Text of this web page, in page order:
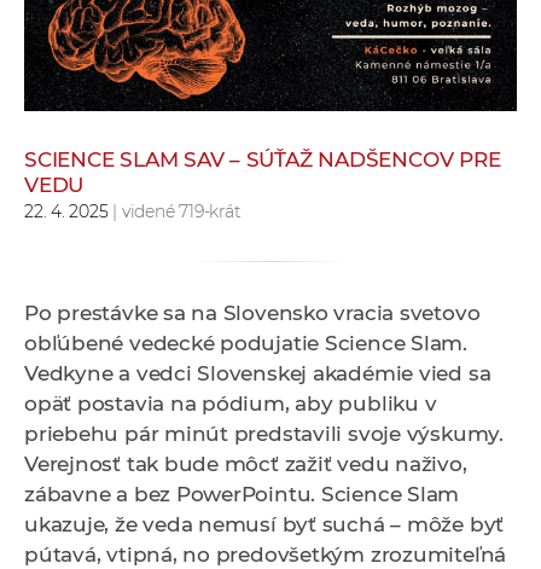
e
v
p
r
c
č
k
a
h
a
p
r
a
SCIENCE SLAM SAV – SÚŤAŽ NADŠENCOV PRE
VEDU
22. 4. 2025| videné 719-krát
Po prestávke sa na Slovensko vracia svetovo
obľúbené vedecké podujatie Science Slam.
Vedkyne a vedci Slovenskej akadémie vied sa
opäť postavia na pódium, aby publiku v
priebehu pár minút predstavili svoje výskumy.
Verejnosť tak bude môcť zažiť vedu naživo,
zábavne a bez PowerPointu. Science Slam
ukazuje, že veda nemusí byť suchá – môže byť
pútavá, vtipná, no predovšetkým zrozumiteľná